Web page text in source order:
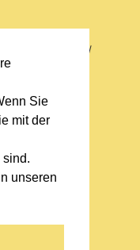
Sie
mit der
sind.
unseren